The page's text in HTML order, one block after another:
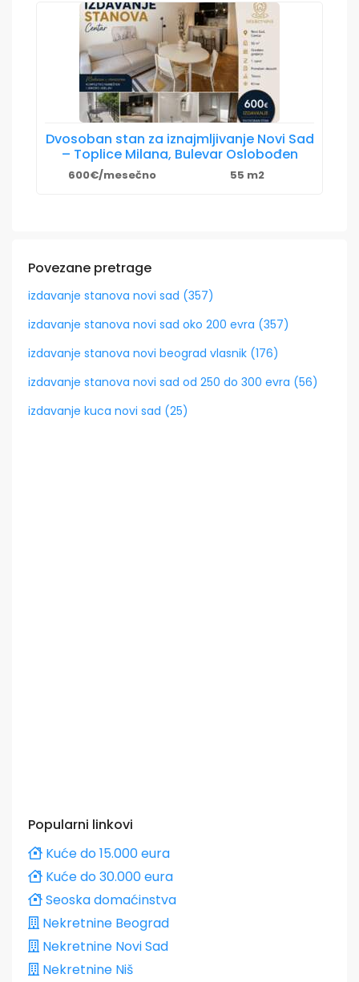
Dvosoban stan za iznajmljivanje Novi Sad
– Toplice Milana, Bulevar Oslobođen
600€/mesečno 55 m2
Povezane pretrage
izdavanje stanova novi sad (357)
izdavanje stanova novi sad oko 200 evra (357)
izdavanje stanova novi beograd vlasnik (176)
izdavanje stanova novi sad od 250 do 300 evra (56)
izdavanje kuca novi sad (25)
Popularni linkovi
Kuće do 15.000 eura
Kuće do 30.000 eura
Seoska domaćinstva
Nekretnine Beograd
Nekretnine Novi Sad
Nekretnine Niš